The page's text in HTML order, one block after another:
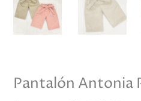
Pantalón Antonia